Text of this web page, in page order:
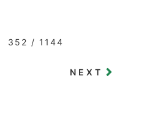
352 / 1144
NEXT